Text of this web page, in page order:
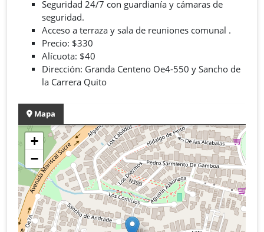
Seguridad 24/7 con guardianía y cámaras de
seguridad.
Acceso a terraza y sala de reuniones comunal .
Precio: $330
Alícuota: $40
Dirección: Granda Centeno Oe4-550 y Sancho de
la Carrera Quito
Mapa
+
−